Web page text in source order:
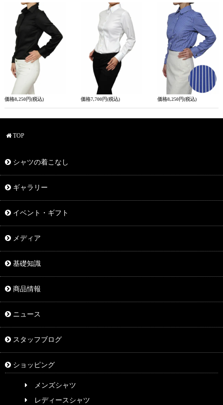
価格8,250円(税込) 価格7,700円(税込) 価格8,250円(税込)
TOP
シャツの着こなし
ギャラリー
イベント・ギフト
メディア
基礎知識
商品情報
ニュース
スタッフブログ
ショッピング
メンズシャツ
レディースシャツ